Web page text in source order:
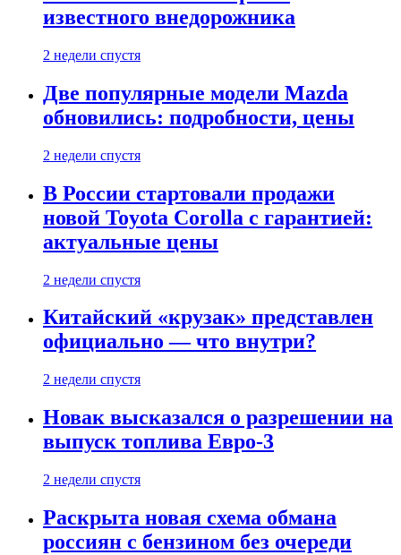
известного внедорожника
2 недели спустя
Две популярные модели Mazda
обновились: подробности, цены
2 недели спустя
В России стартовали продажи
новой Toyota Corolla с гарантией:
актуальные цены
2 недели спустя
Китайский «крузак» представлен
официально — что внутри?
2 недели спустя
Новак высказался о разрешении на
выпуск топлива Евро-3
2 недели спустя
Раскрыта новая схема обмана
россиян с бензином без очереди